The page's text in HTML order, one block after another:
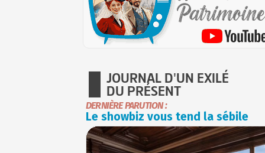
JOURNAL D'UN EXILÉ
DU PRÉSENT
DERNIÈRE PARUTION :
Le showbiz vous tend la sébile